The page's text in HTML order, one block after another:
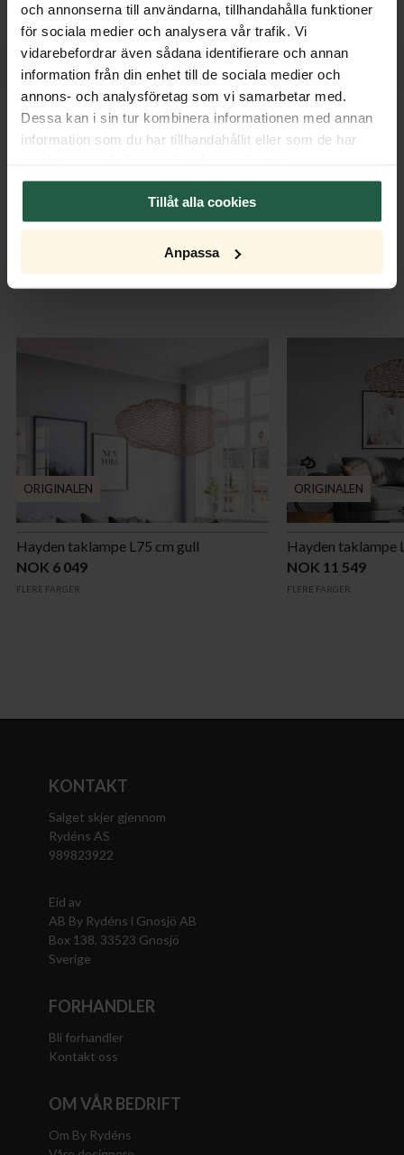
och annonserna till användarna, tillhandahålla funktioner
för sociala medier och analysera vår trafik. Vi
vidarebefordrar även sådana identifierare och annan
information från din enhet till de sociala medier och
annons- och analysföretag som vi samarbetar med.
Dessa kan i sin tur kombinera informationen med annan
information som du har tillhandahållit eller som de har
Tillåt alla cookies
Anpassa
Hayden-serien finnes i gullfarge og matt svart. Hvilken
ORIGINALEN
Hayden taklampe L75 cm gull
NOK 6 049
FLERE FARGER
ORIGINALEN
Hayden taklampe
NOK 11 549
FLERE FARGER
KONTAKT
Salget skjer gjennom
Rydéns AS
989823922
Eid av
AB By Rydéns i Gnosjö AB
Box 138, 33523 Gnosjö
Sverige
FORHANDLER
Bli forhandler
Kontakt oss
OM VÅR BEDRIFT
Om By Rydéns